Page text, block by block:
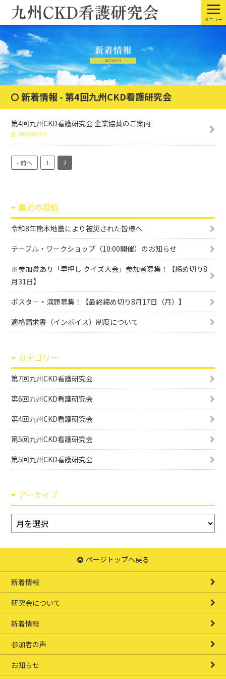
メニュー
新着情報 - 第4回九州CKD看護研究会
第4回九州CKD看護研究会 企業協賛のご案内
2023/02/16
‹ 前へ 1 2
最近の投稿
令和8年熊本地震により被災された皆様へ
テーブル・ワークショップ（10:00開催）のお知らせ
※参加賞あり「早押し クイズ大会」参加者募集！【締め切り8
月31日】
ポスター・演題募集！【最終締め切り8月17日（月）】
適格請求書（インボイス）制度について
カテゴリー
第7回九州CKD看護研究会
第6回九州CKD看護研究会
第4回九州CKD看護研究会
第5回九州CKD看護研究会
第5回九州CKD看護研究会
アーカイブ
ア
ー
ブ
ページトップへ戻る
新着情報
研究会について
新着情報
参加者の声
お知らせ